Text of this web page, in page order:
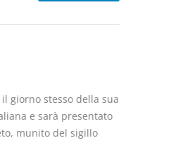
il giorno stesso della sua
e sarà presentato
munito del sigillo